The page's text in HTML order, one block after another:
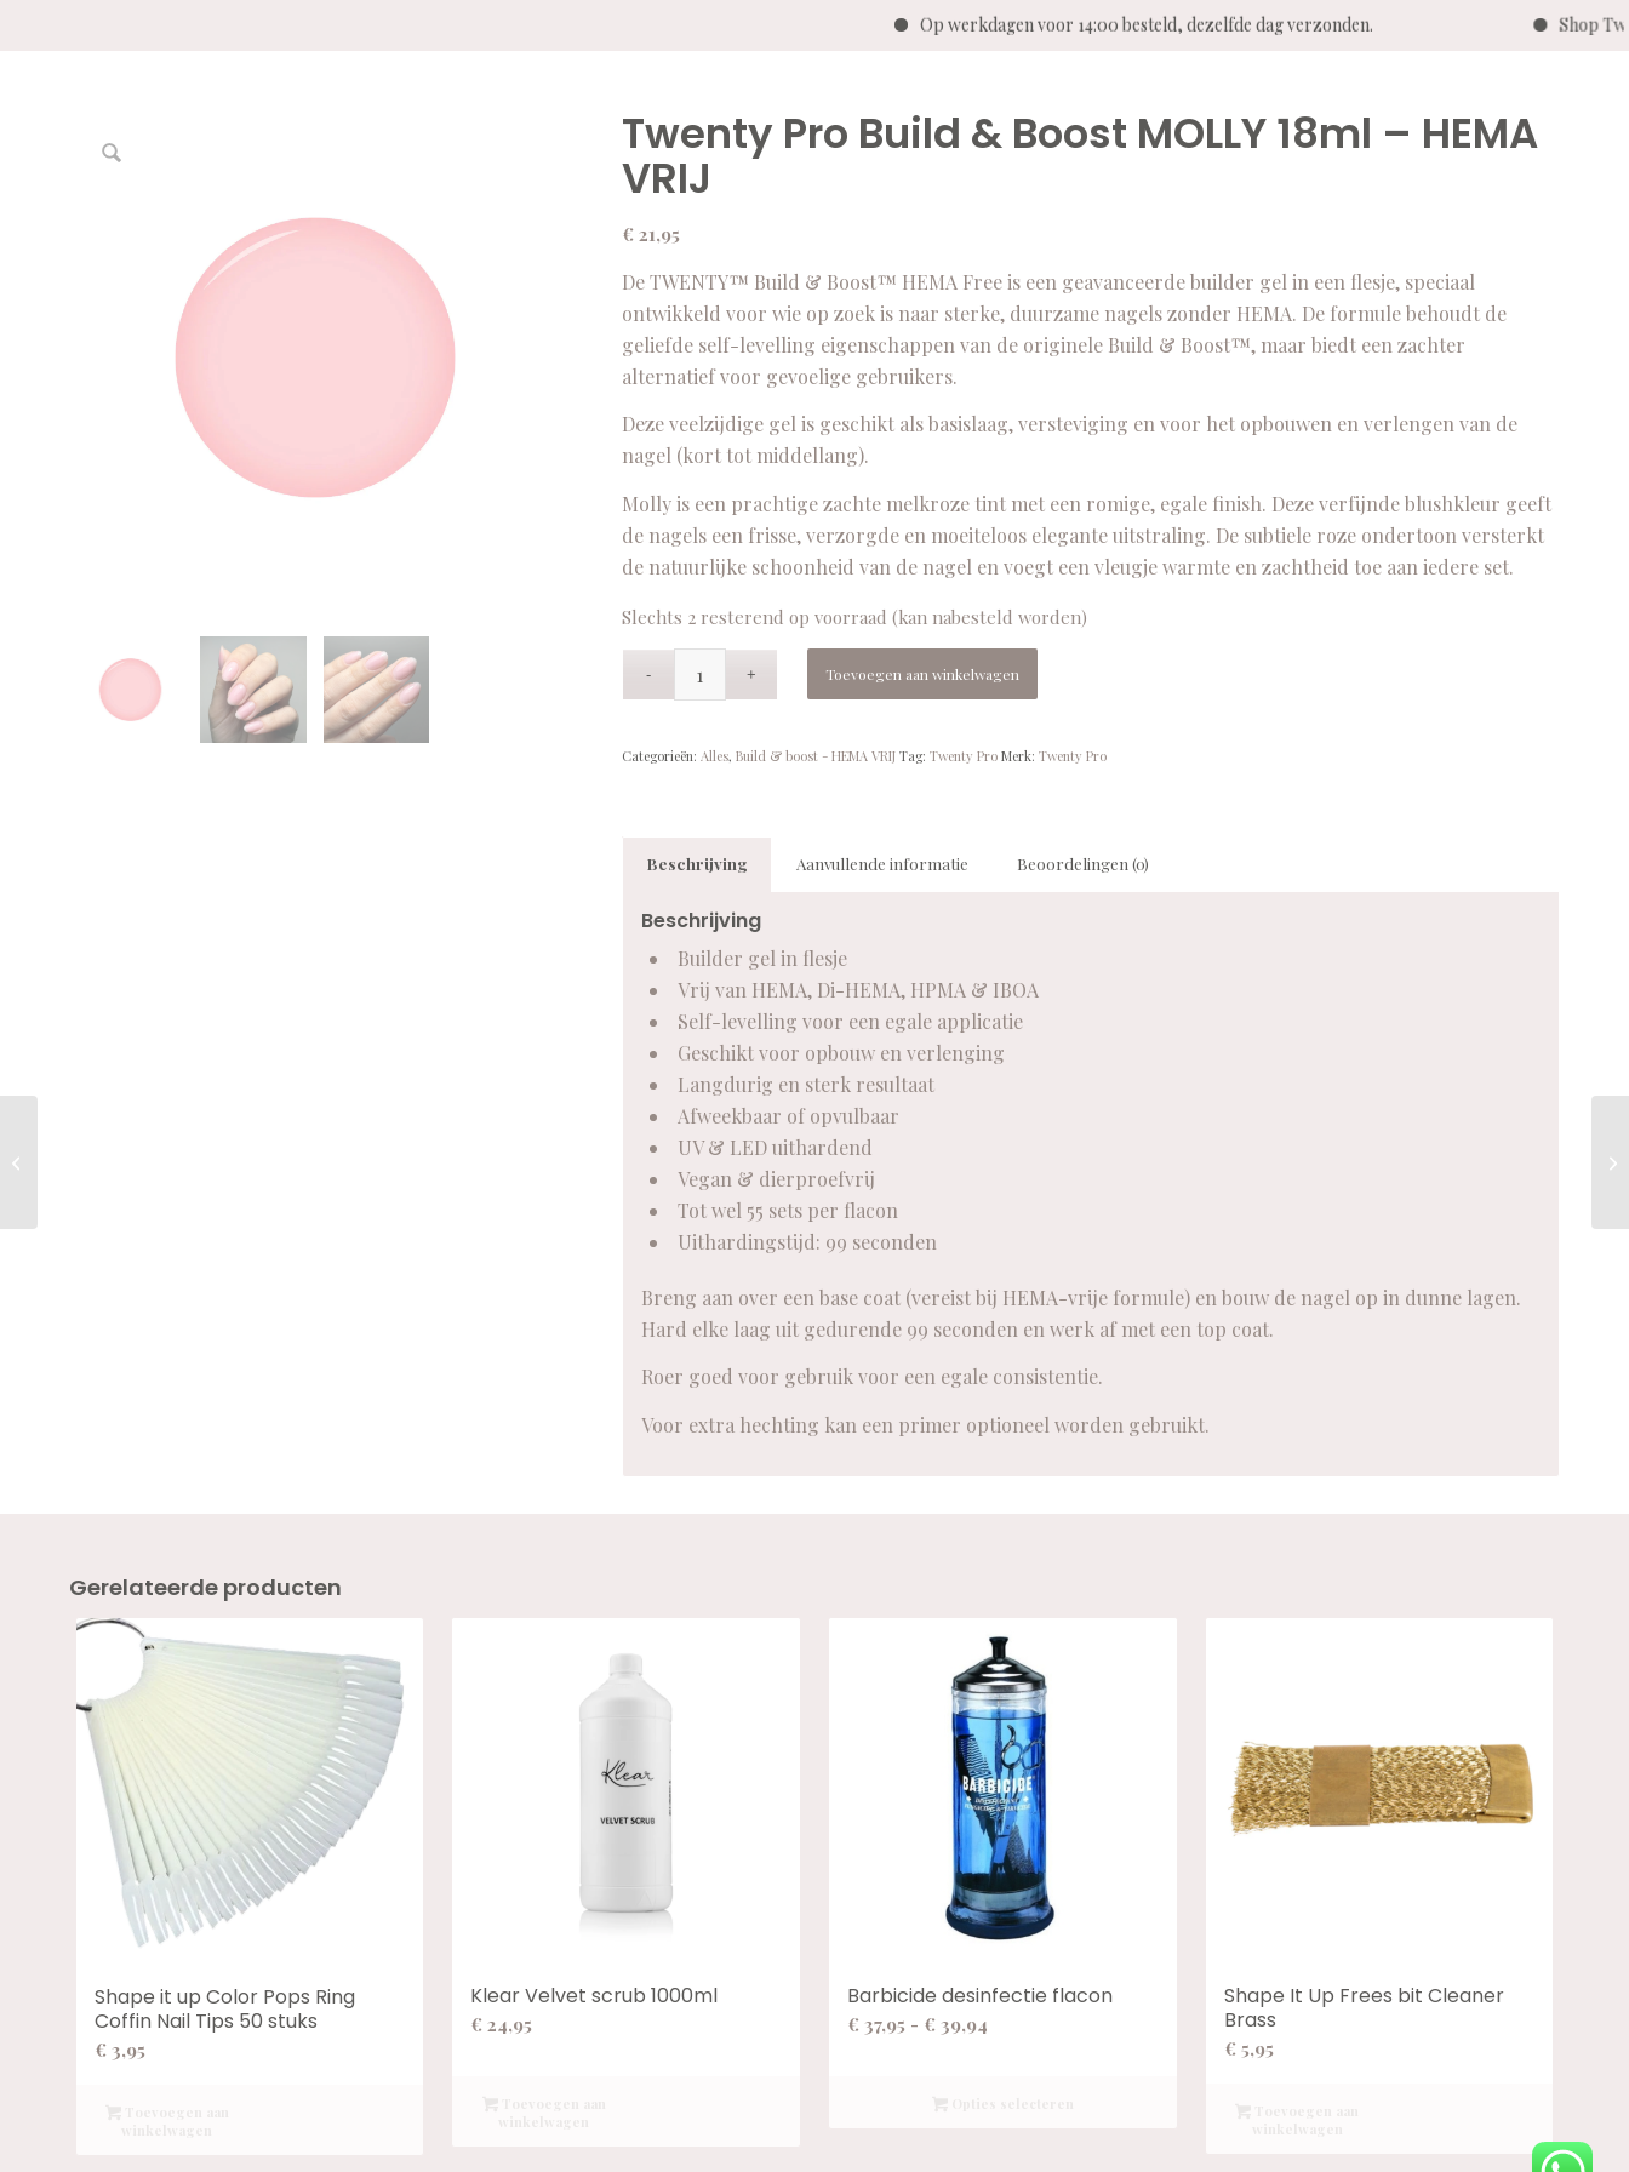
Op werkdagen voor 14:00 besteld, dezelfde dag verzonden. Shop
Twenty Pro Build & Boost MOLLY 18ml – HEMA
VRIJ
€ 21,95
De TWENTY™ Build & Boost™ HEMA Free is een geavanceerde builder gel in een flesje, speciaal
ontwikkeld voor wie op zoek is naar sterke, duurzame nagels zonder HEMA. De formule behoudt de
geliefde self-levelling eigenschappen van de originele Build & Boost™, maar biedt een zachter
alternatief voor gevoelige gebruikers.
Deze veelzijdige gel is geschikt als basislaag, versteviging en voor het opbouwen en verlengen van de
nagel (kort tot middellang).
Molly is een prachtige zachte melkroze tint met een romige, egale finish. Deze verfijnde blushkleur geeft
de nagels een frisse, verzorgde en moeiteloos elegante uitstraling. De subtiele roze ondertoon versterkt
de natuurlijke schoonheid van de nagel en voegt een vleugje warmte en zachtheid toe aan iedere set.
Slechts 2 resterend op voorraad (kan nabesteld worden)
Toevoegen aan winkelwagen
Categorieën: Alles, Build & boost - HEMA VRIJ Tag: Twenty Pro Merk: Twenty Pro
Beschrijving Aanvullende informatie Beoordelingen (0)
Beschrijving
Builder gel in flesje
Vrij van HEMA, Di-HEMA, HPMA & IBOA
Self-levelling voor een egale applicatie
Geschikt voor opbouw en verlenging
Langdurig en sterk resultaat
Afweekbaar of opvulbaar
UV & LED uithardend
Vegan & dierproefvrij
Tot wel 55 sets per flacon
Uithardingstijd: 99 seconden
Breng aan over een base coat (vereist bij HEMA-vrije formule) en bouw de nagel op in dunne lagen.
Hard elke laag uit gedurende 99 seconden en werk af met een top coat.
Roer goed voor gebruik voor een egale consistentie.
Voor extra hechting kan een primer optioneel worden gebruikt.
Gerelateerde producten
Shape it up Color Pops Ring
Coffin Nail Tips 50 stuks
€ 3,95
Klear Velvet scrub 1000ml
€ 24,95
Barbicide desinfectie flacon
€ 37,95 - € 39,94
Shape It Up Frees bit Cleaner
Brass
€ 5,95